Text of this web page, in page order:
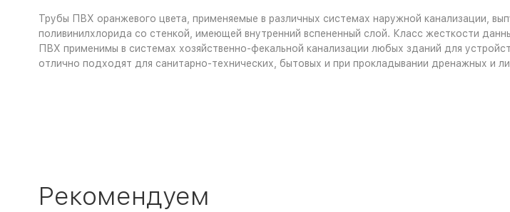
Трубы ПВХ оранжевого цвета, применяемые в различных системах наружной канализации,
поливинилхлорида со стенкой, имеющей внутренний вспененный слой. Класс жесткости
ПВХ применимы в системах хозяйственно-фекальной канализации любых зданий для
отлично подходят для санитарно-технических, бытовых и при прокладывании дренажных и
Рекомендуем